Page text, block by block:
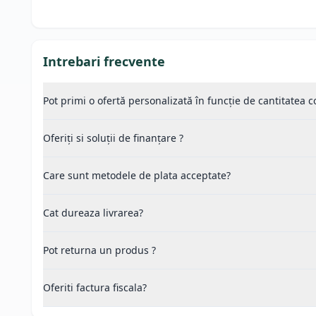
Intrebari frecvente
Pot primi o ofertă personalizată în funcție de cantitatea
Oferiți si soluții de finanțare ?
Care sunt metodele de plata acceptate?
Cat dureaza livrarea?
Pot returna un produs ?
Oferiti factura fiscala?